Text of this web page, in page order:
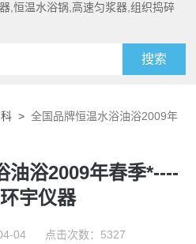
,恒温水浴锅,高速匀浆器,组织捣碎
>全国品牌恒温水浴油浴2009年
油浴2009年春季*----
宇仪器
04 点击次数：5327